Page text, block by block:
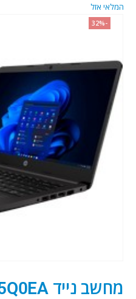
-32%
המלאי אזל
מחשב נייד HP 240 G9 8A5Q0EA